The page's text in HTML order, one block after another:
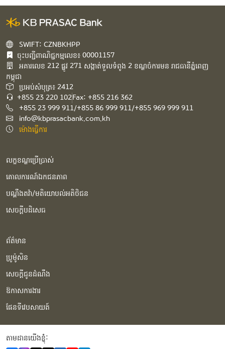
SWIFT: CZNBKHPP
ចុះបញ្ជីពាណិជ្ជកម្មលេខ៖ 00001157
អគារ​លេខ​ 212 ផ្លូវ 271 សង្កាត់ទួលទំពូង 2 ខណ្ឌចំការមន រាជធានីភ្នំពេញ
កម្ពុជា​
ប្រអប់សំបុត្រ៖ 2412
+855 23 220 102Fax: +855 216 362
+855 23 999 911/+855 86 999 911/+855 969 999 911
info@kbprasacbank.com.kh
ម៉ោងធ្វើការ
លក្ខខណ្ឌប្រើប្រាស់
គោលការណ៍ឯកជនភាព
បណ្ដឹងតវ៉ា/មតិយោបល់អតិថិជន
សេចក្ដីបដិសេធ
ព័ត៌មាន
ប្រូម៉ូសិន
សេចក្ដីជូនដំណឹង
ឱកាសការងារ
ផែនទីវេបសាយត៍
តាមដានយើងខ្ញុំំ: